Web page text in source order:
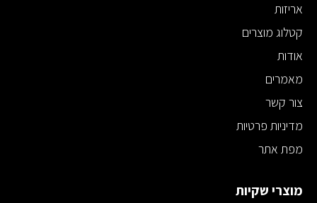
אריזות
קטלוג מוצרים
אודות
מאמרים
צור קשר
מדיניות פרטיות
מפת אתר
מוצרי שקיות